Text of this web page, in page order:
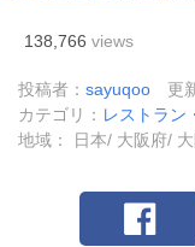
138,766 views
投稿者： sayuqoo
更
カテゴリ： レストラン
地域： 日本/ 大阪府/